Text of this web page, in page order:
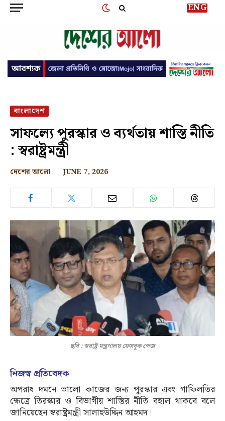
ENG
বাংলাদেশ
সাফল্যে পুরস্কার ও ব্যর্থতায় শাস্তি নীতি
: স্বরাষ্ট্রমন্ত্রী
দেশের আলো JUNE 7, 2026
ছবি : স্বরাষ্ট্র মন্ত্রণালয় ফেসবুক পেজ
নিজস্ব প্রতিবেদক
অপরাধ দমনে ভালো কাজের জন্য পুরস্কার এবং গাফিলতির
ক্ষেত্রে তিরস্কার ও বিভাগীয় শাস্তির নীতি বহাল থাকবে বলে
জানিয়েছেন স্বরাষ্ট্রমন্ত্রী সালাহউদ্দিন আহমদ।